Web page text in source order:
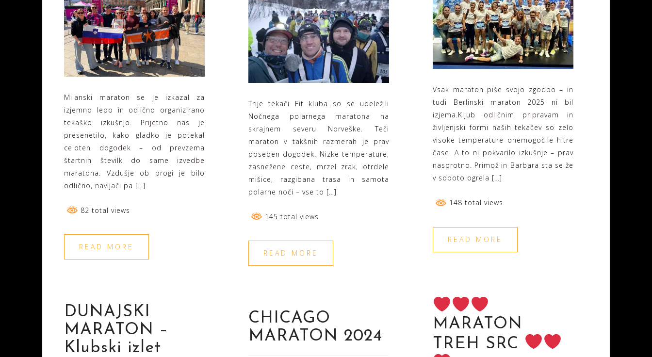
Milanski maraton se je izkazal za
izjemno lepo in odlično organizirano
tekaško izkušnjo. Prijetno nas je
presenetilo, kako gladko je potekal
celoten dogodek – od prevzema
štartnih številk do same izvedbe
maratona. Vzdušje ob progi je bilo
odlično, navijači pa […]
82 total views
READ MORE
Trije tekači Fit kluba so se udeležili
Nočnega polarnega maratona na
skrajnem severu Norveške. Teči
maraton v takšnih razmerah je prav
poseben dogodek. Nizke temperature,
zasnežene ceste, mrzel zrak, otrdele
mišice, razgibana trasa in samota
polarne noči – vse to […]
145 total views
READ MORE
Vsak maraton piše svojo zgodbo – in
tudi Berlinski maraton 2025 ni bil
izjema.Kljub odličnim pripravam in
življenjski formi naših tekačev so zelo
visoke temperature onemogočile hitre
čase. A to ni pokvarilo izkušnje – prav
nasprotno. Primož in Barbara sta se že
v soboto ogrela […]
148 total views
READ MORE
MARATON
TREH SRC
DUNAJSKI
MARATON –
Klubski izlet
CHICAGO
MARATON 2024